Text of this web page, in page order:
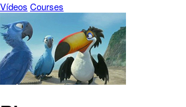
Vídeos Courses